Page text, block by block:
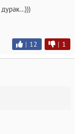
| 12 | 1